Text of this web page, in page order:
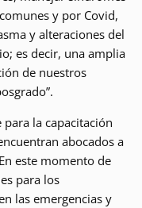
y por Covid,
y alteraciones del
es decir, una amplia
de nuestros
la capacitación
abocados a
este momento de
para los
las emergencias y